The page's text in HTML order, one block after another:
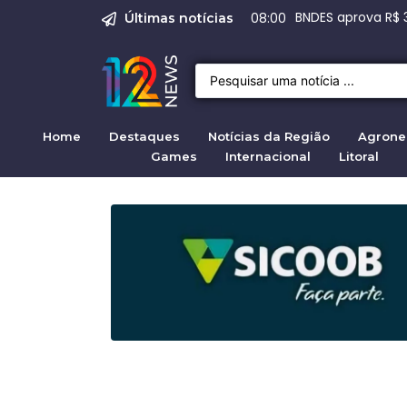
Últimas notícias 07:00 Justiça de SP
Emprego em
Empregos em
Crise migratória
Projeto de Lei
Home Destaques Notícias da Região
Games
Internacional Litoral